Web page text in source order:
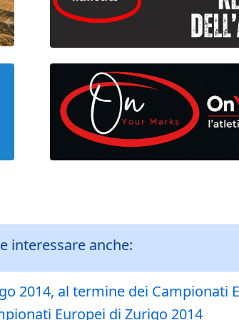
interessare anche:
2014, al termine dei Campionati
Europei di Zurigo 2014